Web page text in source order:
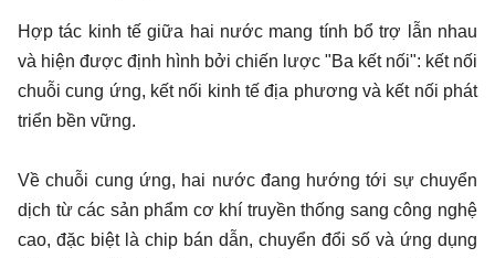
Hợp tác kinh tế giữa hai nước mang tính bổ trợ lẫn nhau
và hiện được định hình bởi chiến lược "Ba kết nối": kết nối
chuỗi cung ứng, kết nối kinh tế địa phương và kết nối phát
triển bền vững.
Về chuỗi cung ứng, hai nước đang hướng tới sự chuyển
dịch từ các sản phẩm cơ khí truyền thống sang công nghệ
cao, đặc biệt là chip bán dẫn, chuyển đổi số và ứng dụng